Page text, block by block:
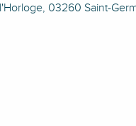
03260 Saint-